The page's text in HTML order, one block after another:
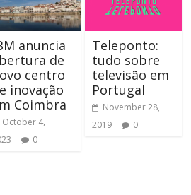
anuncia
de
centro
inovação
Coimbra
October 4,
0
Teleponto:
tudo sobre
televisão em
Portugal
November 28,
2019
0